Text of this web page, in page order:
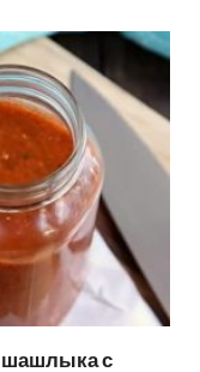
шашлыка с